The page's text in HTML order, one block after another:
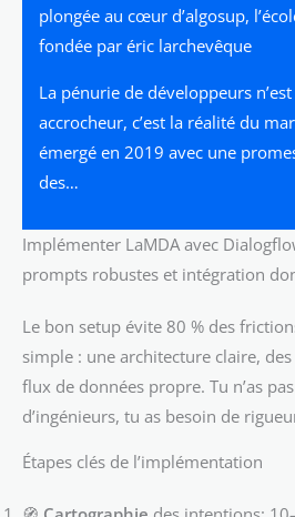
plongée au cœur d’algosup,
fondée par éric larchevêque
La pénurie de développeurs
accrocheur, c’est la réalité du
émergé en 2019 avec une
des…
Implémenter LaMDA avec
prompts robustes et intégration
Le bon setup évite 80 % des
simple : une architecture claire,
flux de données propre. Tu n’as
d’ingénieurs, tu as besoin de
Étapes clés de l’implémentation